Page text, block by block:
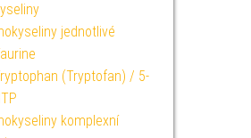
jednotlivé
(Tryptofan) / 5-
komplexní